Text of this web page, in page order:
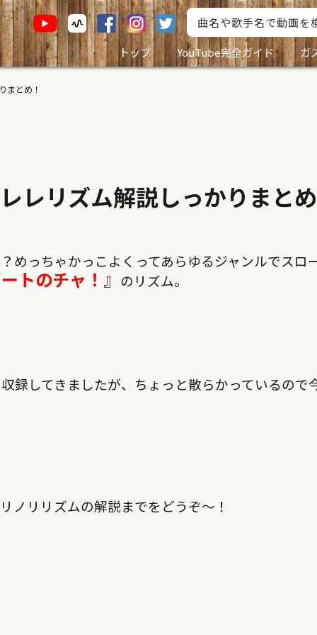
トップ YouTube完全ガイド ガ
まとめ！
レリズム解説しっかりまと
めっちゃかっこよくってあらゆるジャンルでスロ
トのチャ！』 のリズム。
録してきましたが、ちょっと散らかっているので
ノリリズムの解説までをどうぞ〜！